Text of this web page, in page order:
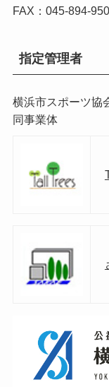
FAX：045-894-
指定管理者
横浜市スポーツ協
同事業体